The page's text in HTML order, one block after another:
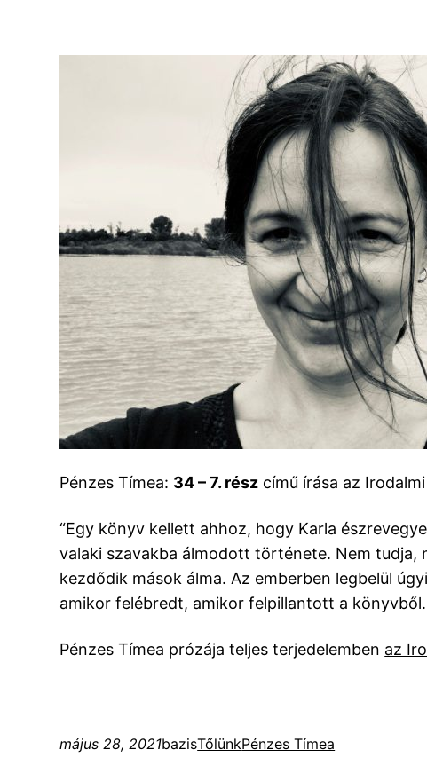
Pénzes Tímea: 34 – 7. rész című írása az
“Egy könyv kellett ahhoz, hogy Karla
valaki szavakba álmodott története. Nem tudja,
kezdődik mások álma. Az emberben legbelül
amikor felébredt, amikor felpillantott a
Pénzes Tímea prózája teljes terjedelemben az
május 28, 2021bazisTőlünkPénzes Tímea